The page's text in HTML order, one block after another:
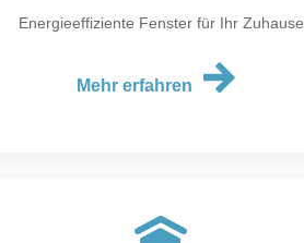
Energieeffiziente Fenster für Ihr Zuhause
Mehr erfahren